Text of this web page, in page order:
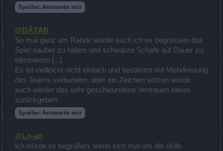
Spoiler:Antworte mir
@ŊÁŦAĐ
So mal ganz am Rande würde auch ich es begrüssen das
Spiel sauber zu halten und schwarze Schafe auf Dauer zu
eliminieren [...]
Es ist vielleicht nicht einfach und bestimmt mit Mehrleistung
des Teams verbunden, aber ein Zeichen setzen würde
auch wieder das sehr geschwundene Vertrauen etwas
zurückgeben.
Spoiler:Antworte mir
@Lo-an
ich würde es begrüßen, wenn sich mal um die skills